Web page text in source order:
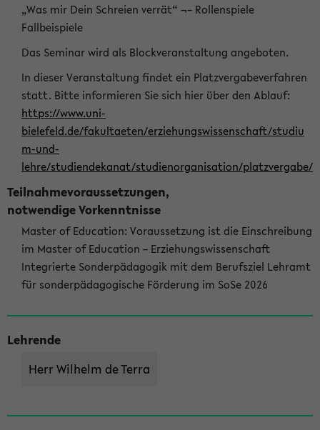
„Was mir Dein Schreien verrät“ ¬– Rollenspiele
Fallbeispiele
Das Seminar wird als Blockveranstaltung angeboten.
In dieser Veranstaltung findet ein Platzvergabeverfahren
statt. Bitte informieren Sie sich hier über den Ablauf:
https://www.uni-
bielefeld.de/fakultaeten/erziehungswissenschaft/studiu
m-und-
lehre/studiendekanat/studienorganisation/platzvergabe/
Teilnahmevoraussetzungen,
notwendige Vorkenntnisse
Master of Education: Voraussetzung ist die Einschreibung
im Master of Education – Erziehungswissenschaft
Integrierte Sonderpädagogik mit dem Berufsziel Lehramt
für sonderpädagogische Förderung im SoSe 2026
Lehrende
Herr Wilhelm de Terra